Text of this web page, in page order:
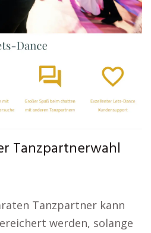
Tanzpartnerwahl
Tanzpartner kann
werden, solange